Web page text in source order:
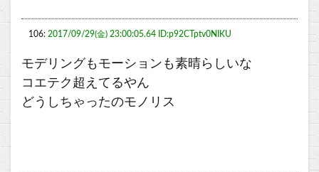
106: 2017/09/29(金) 23:00:05.64 ID:p92CTptv0NIKU
モデリングもモーションも素晴らしいな
コエテク超えてるやん
どうしちゃったのモノリス